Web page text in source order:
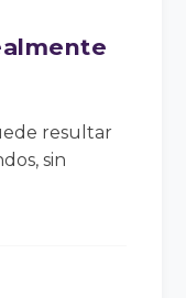
resultar
sin